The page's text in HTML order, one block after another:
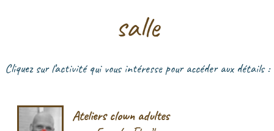
avec Jennifer Hendriks
Yoga
avec Marie Karabatsos